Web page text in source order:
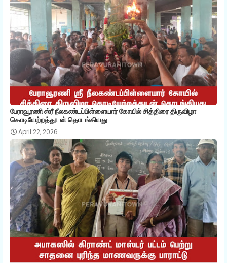
பேராவூரணி ஸ்ரீ நீலகண்டப்பிள்ளையார் கோயில் சித்திரை திருவிழா
கொடியேற்றத்துடன் தொடங்கியது
April 22, 2026